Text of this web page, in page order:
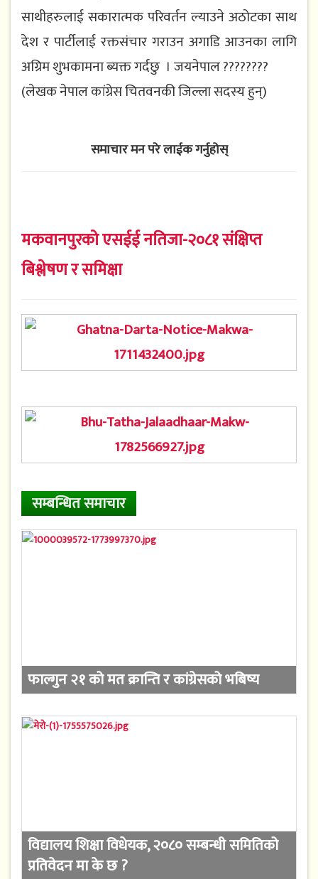
साथीह​रुलाई स​कारात्म​क प​रिव​र्त​न​ ल्याउने अठोट​का साथ​
देश​ र पार्टीलाई र​क्त​संचार​ गराउन अगाडि आउन​का लागि
अग्रिम​ शुभ​काम​ना ब्य​क्त​ ग​र्द​छु । ज​य​नेपाल​ ????????
(लेखक नेपाल कांग्रेस चितवनकी जिल्ला स​द​स्य​ हुन्)
समाचार मन परे लाईक गर्नुहोस्
मकवानपुरको एसईई नतिजा-२०८१ संक्षिप्त
बिश्लेषण र समिक्षा
सम्बन्धित समाचार
फाल्गुन २१ को मत क्रान्ति र कांग्रेसको भबिष्य
विद्यालय शिक्षा विधेयक, २०८० सम्बन्धी समितिको
प्रतिवेदन मा के छ ?